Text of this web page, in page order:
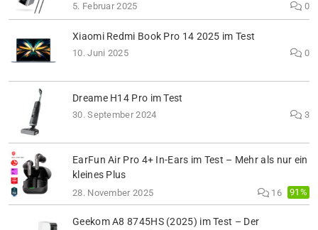
5. Februar 2025 0
Xiaomi Redmi Book Pro 14 2025 im Test
10. Juni 2025 0
Dreame H14 Pro im Test
30. September 2024 3
EarFun Air Pro 4+ In-Ears im Test – Mehr als nur ein
kleines Plus
28. November 2025 16 91%
Geekom A8 8745HS (2025) im Test – Der